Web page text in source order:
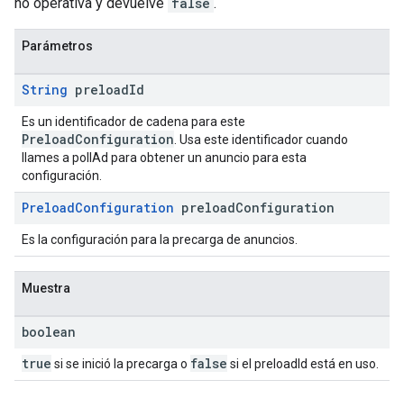
Parámetros
String preloadId
Es un identificador de cadena para este
PreloadConfiguration . Usa este identificador cuando
llames a pollAd para obtener un anuncio para esta
configuración.
PreloadConfiguration preloadConfiguration
Es la configuración para la precarga de anuncios.
Muestra
boolean
true si se inició la precarga o false si el preloadId está en uso.